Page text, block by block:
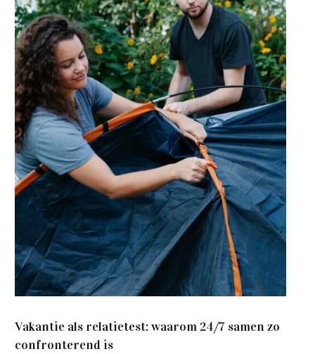
Vakantie als relatietest: waarom 24/7 samen zo
confronterend is